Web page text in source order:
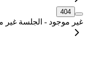
404
غير موجود - الجلسة غير